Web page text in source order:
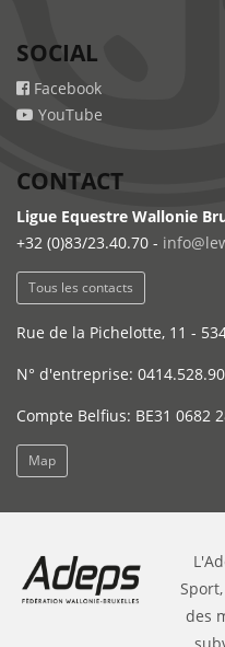
SOCIAL
Facebook
YouTube
CONTACT
Ligue Equestre Wallonie
+32 (0)83/23.40.70 -
Tous les contacts
Rue de la Pichelotte, 11 -
N° d'entreprise:
Compte Belfius: BE31 0682
Map
des